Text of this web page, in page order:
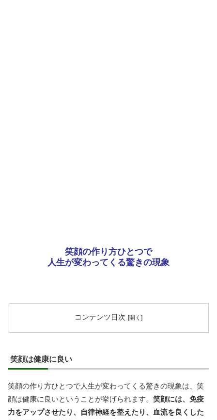
笑顔の作り方ひとつで
人生が変わってくる驚きの現象
コンテンツ目次
笑顔は健康に良い
笑顔の作り方ひとつで人生が変わってくる驚きの現象は、笑
顔は健康に良いということが挙げられます。 笑顔には、免疫
力をアップさせたり、自律神経を整えたり、血流を良くした